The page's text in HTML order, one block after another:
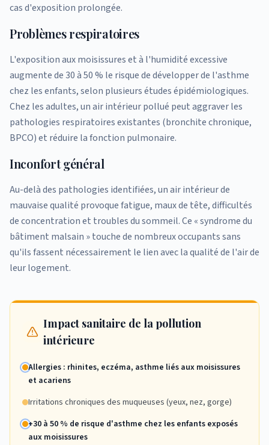
cas d'exposition prolongée.
Problèmes respiratoires
L'exposition aux moisissures et à l'humidité excessive
augmente de 30 à 50 % le risque de développer de l'asthme
chez les enfants, selon plusieurs études épidémiologiques.
Chez les adultes, un air intérieur pollué peut aggraver les
pathologies respiratoires existantes (bronchite chronique,
BPCO) et réduire la fonction pulmonaire.
Inconfort général
Au-delà des pathologies identifiées, un air intérieur de
mauvaise qualité provoque fatigue, maux de tête, difficultés
de concentration et troubles du sommeil. Ce « syndrome du
bâtiment malsain » touche de nombreux occupants sans
qu'ils fassent nécessairement le lien avec la qualité de l'air de
leur logement.
Impact sanitaire de la pollution
intérieure
Allergies : rhinites, eczéma, asthme liés aux moisissures
et acariens
Irritations chroniques des muqueuses (yeux, nez, gorge)
+30 à 50 % de risque d'asthme chez les enfants exposés
aux moisissures